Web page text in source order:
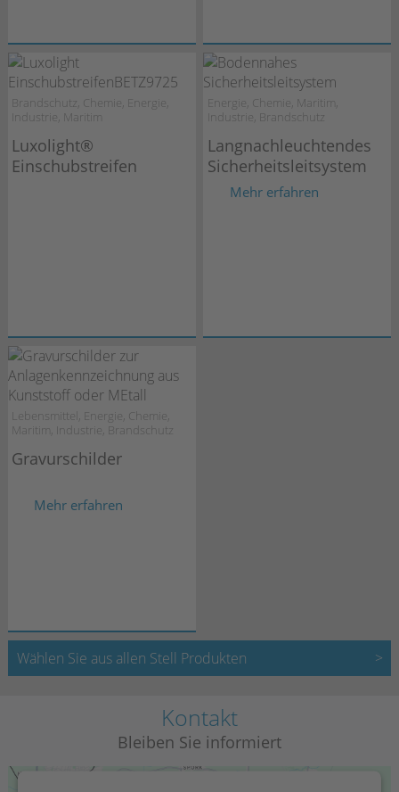
Brandschutz, Chemie, Energie,
Industrie, Maritim
Luxolight®
Einschubstreifen
Energie, Chemie, Maritim,
Industrie, Brandschutz
Langnachleuchtendes
Sicherheitsleitsystem
Mehr erfahren
Lebensmittel, Energie, Chemie,
Maritim, Industrie, Brandschutz
Gravurschilder
Mehr erfahren
Wählen Sie aus allen Stell Produkten
Kontakt
Bleiben Sie informiert